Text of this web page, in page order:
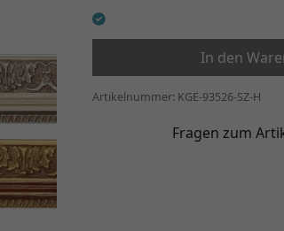
In den
Artikelnummer: KGE-93526-SZ-H
Fragen zum